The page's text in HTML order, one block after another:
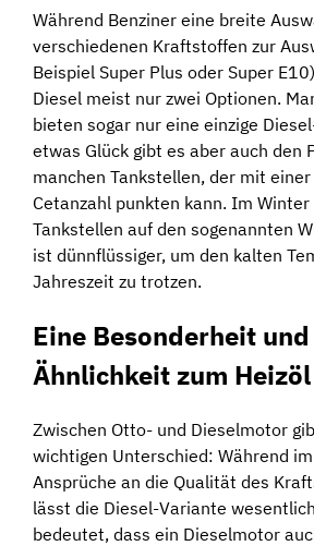
Während Benziner eine breite
verschiedenen Kraftstoffen zur
Beispiel Super Plus oder Super
Diesel meist nur zwei Optionen.
bieten sogar nur eine einzige
etwas Glück gibt es aber auch den
manchen Tankstellen, der mit
Cetanzahl punkten kann. Im
Tankstellen auf den sogenannten
ist dünnflüssiger, um den kalten
Jahreszeit zu trotzen.
Eine Besonderheit
Ähnlichkeit zum Heizöl
Zwischen Otto- und Dieselmotor
wichtigen Unterschied: Während
Ansprüche an die Qualität des
lässt die Diesel-Variante
bedeutet, dass ein Dieselmotor